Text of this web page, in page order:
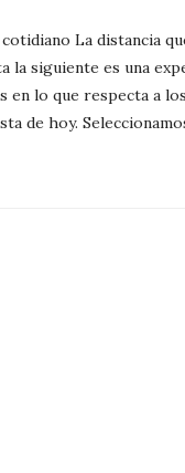
La distancia
la siguiente es una
en lo que respecta a
de hoy.